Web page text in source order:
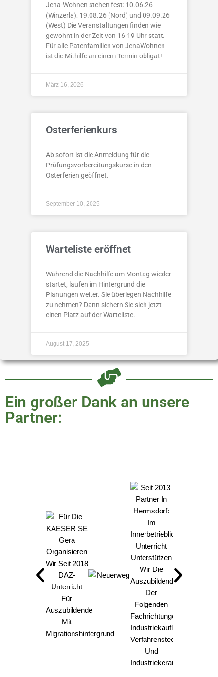
Jena-Wohnen stehen fest: 10.06.26
(Winzerla), 19.08.26 (Nord) und 09.09.26
(West) Die Veranstaltungen finden wie
gewohnt in der Zeit von 16-19 Uhr statt.
Für alle Patenfamilien von JenaWohnen
ist die Mithilfe an einem Termin obligat!
März 16, 2026
Osterferienkurs
Ab sofort ist die Anmeldung für die
Prüfungsvorbereitungskurse in den
Osterferien geöffnet.
September 10, 2025
Warteliste eröffnet
Während die Nachhilfe am Montag wieder
startet, laufen im Hintergrund die
Planungen weiter. Sie überlegen Nachhilfe
zu nehmen? Dann sichern Sie sich jetzt
einen Platz auf der Warteliste.
August 17, 2025
Ein großer Dank an unsere
Partner: